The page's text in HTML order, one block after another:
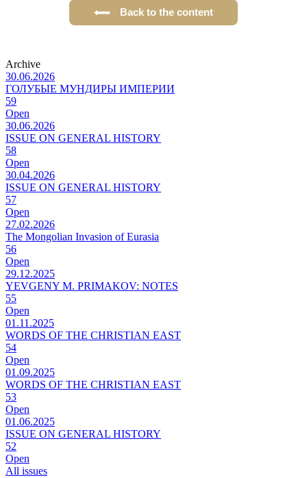
Back to the content
Archive
30.06.2026
ГОЛУБЫЕ МУНДИРЫ ИМПЕРИИ
59
Open
30.06.2026
ISSUE ON GENERAL HISTORY
58
Open
30.04.2026
ISSUE ON GENERAL HISTORY
57
Open
27.02.2026
The Mongolian Invasion of Eurasia
56
Open
29.12.2025
YEVGENY M. PRIMAKOV: NOTES
55
Open
01.11.2025
WORDS OF THE CHRISTIAN EAST
54
Open
01.09.2025
WORDS OF THE CHRISTIAN EAST
53
Open
01.06.2025
ISSUE ON GENERAL HISTORY
52
Open
All issues